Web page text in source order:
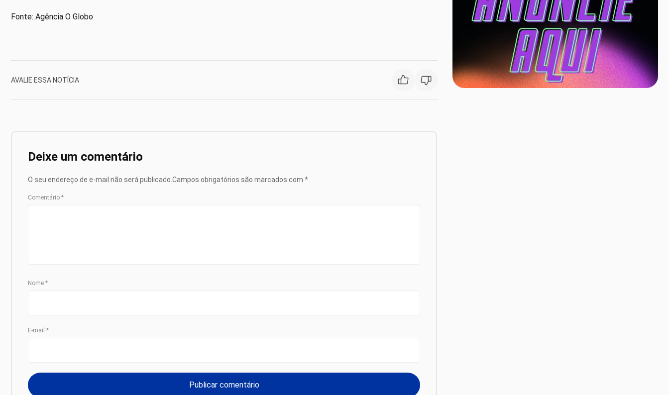
Fonte: Agência O Globo
AVALIE ESSA NOTÍCIA
Deixe um comentário
O seu endereço de e-mail não será publicado.Campos obrigatórios são marcados com *
Comentário *
Nome *
E-mail *